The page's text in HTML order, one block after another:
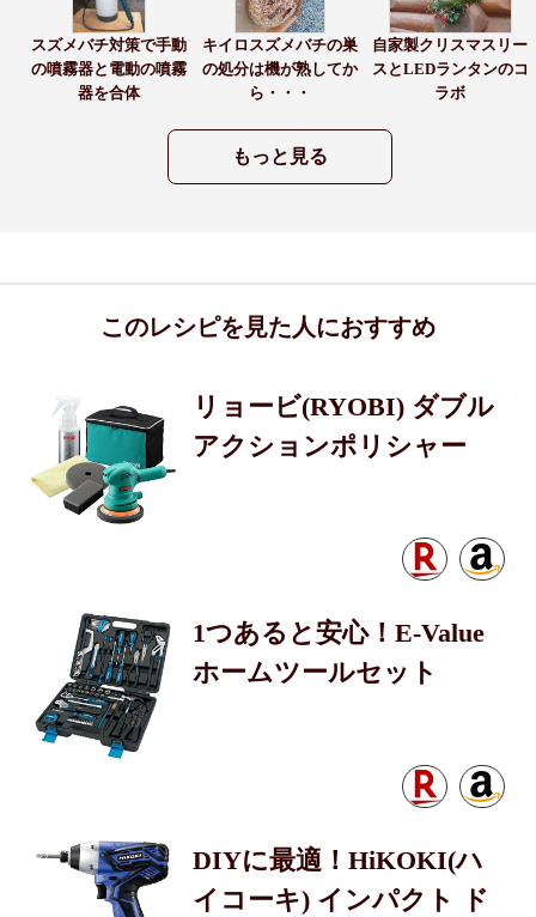
スズメバチ対策で手動
の噴霧器と電動の噴霧
器を合体
キイロスズメバチの巣
の処分は機が熟してか
ら・・・
自家製クリスマスリー
スとLEDランタンのコ
ラボ
もっと見る
このレシピを見た人におすすめ
リョービ(RYOBI) ダブル
アクションポリシャー
1つあると安心！E-Value
ホームツールセット
DIYに最適！HiKOKI(ハ
イコーキ) インパクト ド